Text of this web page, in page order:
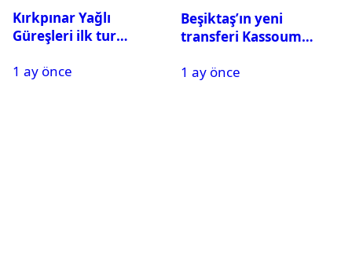
Kırkpınar Yağlı
Güreşleri ilk tur
2. tura geçen
1 ay önce
Beşiktaş’ın yeni
transferi Kassoum
gelecek? Resmi
1 ay önce